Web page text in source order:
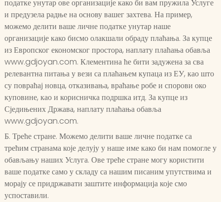
податке унутар ове организације како би вам пружила Услуге
и предузела радње на основу вашег захтева. На пример,
можемо делити ваше личне податке унутар наше
организације како бисмо олакшали обраду плаћања. За купце
из Европског економског простора, наплату плаћања обавља
www.gdjoyan.com. Клементина ће бити задужена за сва
релевантна питања у вези са плаћањем купаца из ЕУ, као што
су повраћај новца, отказивања, враћање робе и спорови око
куповине, као и корисничка подршка итд. За купце из
Сједињених Држава, наплату плаћања обавља
www.gdjoyan.com.
Б. Треће стране. Можемо делити ваше личне податке са
трећим странама које делују у наше име како би нам помогле у
обављању наших Услуга. Ове треће стране могу користити
ваше податке само у складу са нашим писаним упутствима и
морају се придржавати заштите информација које смо
успоставили.